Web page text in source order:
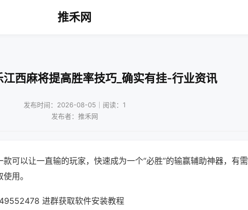
推禾网
西麻将提高胜率技巧_确实有挂-行业资讯
发布时间：2026-08-05｜阅读：1
发布者：推禾网
可以让一直输的玩家，快速成为一个“必胜”的输赢辅助神器，有需
用。
进群获取软件安装教程